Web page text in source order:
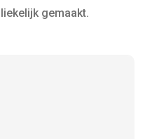
gemaakt.